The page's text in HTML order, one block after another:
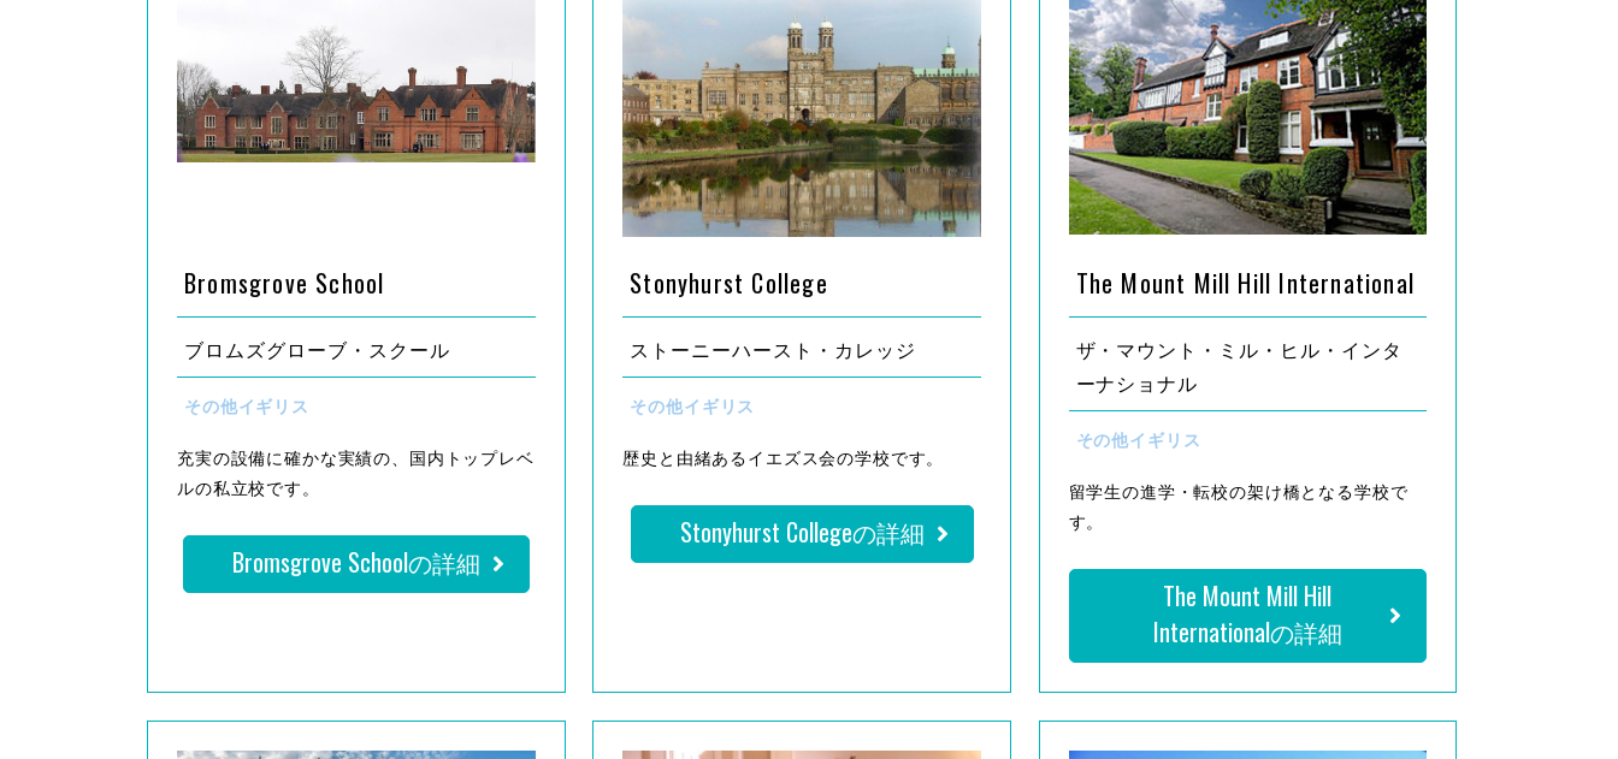
Bromsgrove School
ブロムズグローブ・スクール
その他イギリス
充実の設備に確かな実績の、国内トップレベ
ルの私立校です。
Bromsgrove Schoolの詳細
Stonyhurst College
ストーニーハースト・カレッジ
その他イギリス
歴史と由緒あるイエズス会の学校です。
Stonyhurst Collegeの詳細
The Mount Mill Hill International
ザ・マウント・ミル・ヒル・インタ
ーナショナル
その他イギリス
留学生の進学・転校の架け橋となる学校で
す。
The Mount Mill Hill
Internationalの詳細